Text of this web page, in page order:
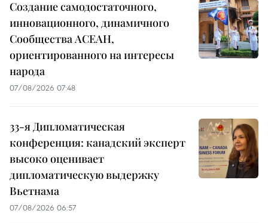
Создание самодостаточного,
инновационного, динамичного
Сообщества АСЕАН,
ориентированного на интересы
народа
07/08/2026 07:48
33-я Дипломатическая
конференция: канадский эксперт
высоко оценивает
дипломатическую выдержку
Вьетнама
07/08/2026 06:57